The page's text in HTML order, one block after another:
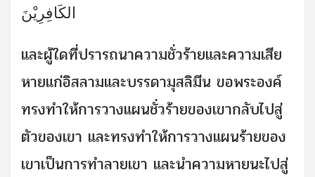
الكَافِرِيْنَ
และผู้ใดที่ปรารถนาความชั่วร้ายและความเสีย
หายแก่อิสลามและบรรดามุสลิมีน ขอพระองค์
ทรงทำให้การวางแผนชั่วร้ายของเขากลับไปสู่
ตัวของเขา และทรงทำให้การวางแผนร้ายของ
เขาเป็นการทำลายเขา และนำความหายนะไปสู่